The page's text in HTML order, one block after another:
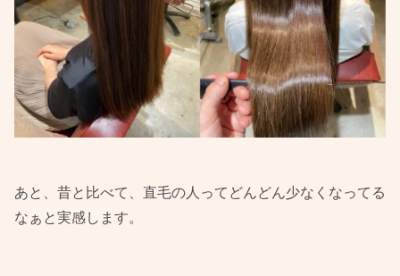
あと、昔と比べて、直毛の人ってどんどん少なくなってる
なぁと実感します。